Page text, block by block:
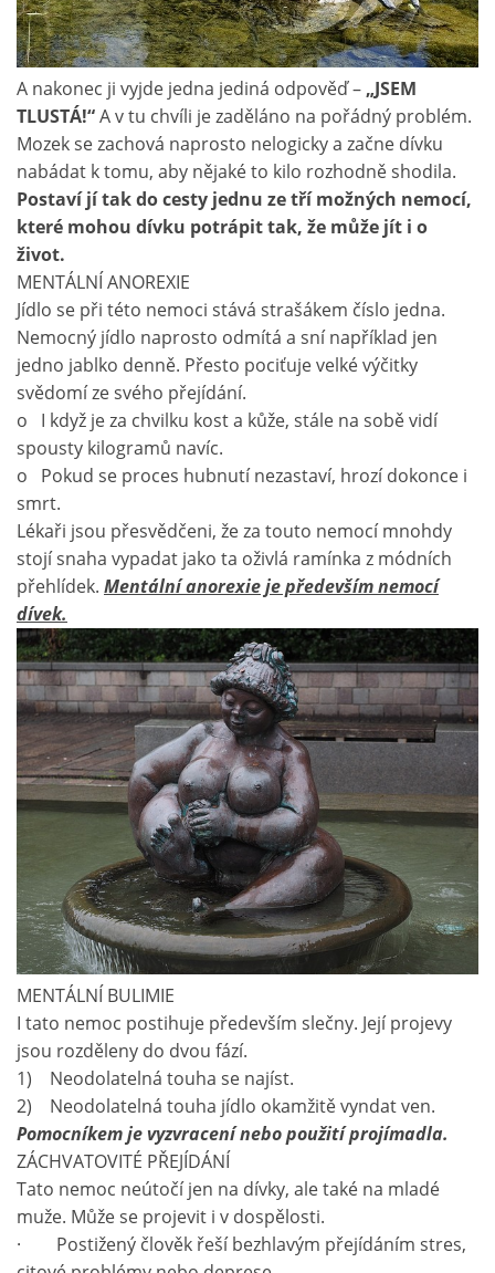
A nakonec ji vyjde jedna jediná odpověď – „JSEM
TLUSTÁ!“A v tu chvíli je zaděláno na pořádný problém.
Mozek se zachová naprosto nelogicky a začne dívku
nabádat k tomu, aby nějaké to kilo rozhodně shodila.
Postaví jí tak do cesty jednu ze tří možných nemocí,
které mohou dívku potrápit tak, že může jít i o
život.
MENTÁLNÍ ANOREXIE
Jídlo se při této nemoci stává strašákem číslo jedna.
Nemocný jídlo naprosto odmítá a sní například jen
jedno jablko denně. Přesto pociťuje velké výčitky
svědomí ze svého přejídání.
o I když je za chvilku kost a kůže, stále na sobě vidí
spousty kilogramů navíc.
o Pokud se proces hubnutí nezastaví, hrozí dokonce i
smrt.
Lékaři jsou přesvědčeni, že za touto nemocí mnohdy
stojí snaha vypadat jako ta oživlá ramínka z módních
přehlídek. Mentální anorexie je především nemocí
dívek.
MENTÁLNÍ BULIMIE
I tato nemoc postihuje především slečny. Její projevy
jsou rozděleny do dvou fází.
1) Neodolatelná touha se najíst.
2) Neodolatelná touha jídlo okamžitě vyndat ven.
Pomocníkem je vyzvracení nebo použití projímadla.
ZÁCHVATOVITÉ PŘEJÍDÁNÍ
Tato nemoc neútočí jen na dívky, ale také na mladé
muže. Může se projevit i v dospělosti.
· Postižený člověk řeší bezhlavým přejídáním stres,